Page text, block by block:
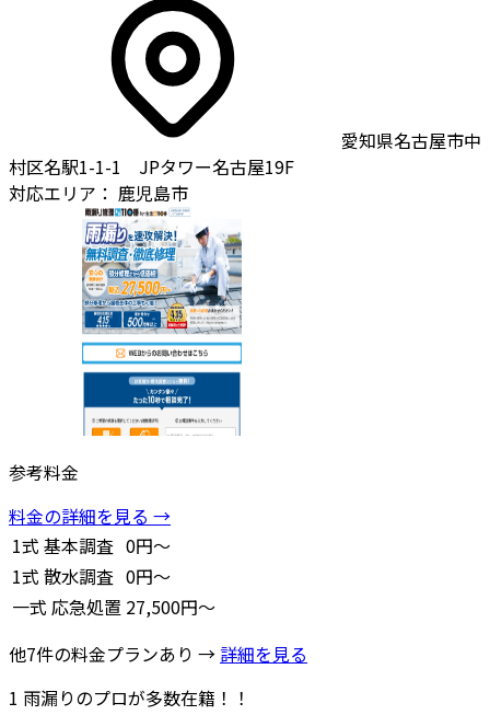
愛知県名古屋市中
村区名駅1-1-1 JPタワー名古屋19F
対応エリア： 鹿児島市
参考料金
料金の詳細を見る →
1式 基本調査 0円～
1式 散水調査 0円～
一式 応急処置 27,500円～
他7件の料金プランあり → 詳細を見る
1 雨漏りのプロが多数在籍！！